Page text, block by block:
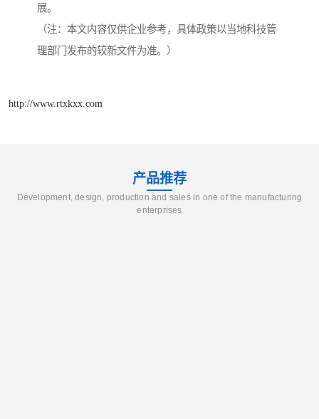
展。
（注：本文内容仅供企业参考，具体政策以当地科技管
理部门发布的较新文件为准。）
http://www.rtxkxx.com
产品推荐
Development, design, production and sales in one of the manufacturing
enterprises